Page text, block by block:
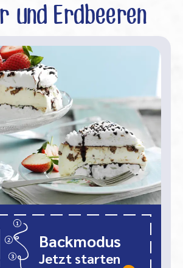
und Erdbeeren
Backmodus
Jetzt starten